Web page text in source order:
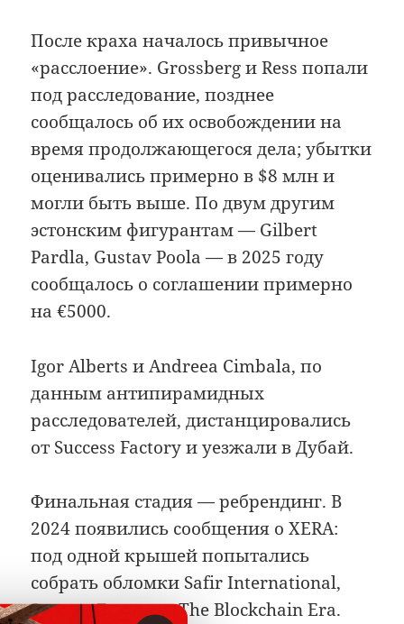
После краха началось привычное
«расслоение». Grossberg и Ress попали
под расследование, позднее
сообщалось об их освобождении на
время продолжающегося дела; убытки
оценивались примерно в $8 млн и
могли быть выше. По двум другим
эстонским фигурантам — Gilbert
Pardla, Gustav Poola — в 2025 году
сообщалось о соглашении примерно
на €5000.
Igor Alberts и Andreea Cimbala, по
данным антипирамидных
расследователей, дистанцировались
от Success Factory и уезжали в Дубай.
Финальная стадия — ребрендинг. В
2024 появились сообщения о XERA:
под одной крышей попытались
собрать обломки Safir International,
Success Factory и The Blockchain Era.